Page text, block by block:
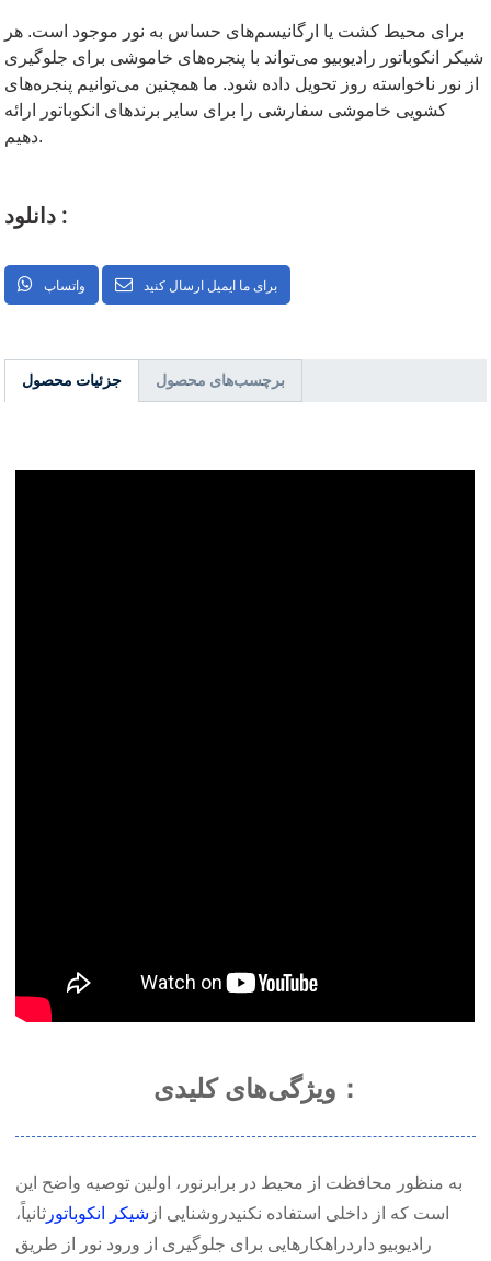
برای محیط کشت یا ارگانیسم‌های حساس به نور موجود است. هر
شیکر انکوباتور رادیوبیو می‌تواند با پنجره‌های خاموشی برای جلوگیری
از نور ناخواسته روز تحویل داده شود. ما همچنین می‌توانیم پنجره‌های
کشویی خاموشی سفارشی را برای سایر برندهای انکوباتور ارائه
دهیم.
دانلود :
واتساپ برای ما ایمیل ارسال کنید
جزئیات محصول برچسب‌های محصول
ویژگی‌های کلیدی：
به منظور محافظت از محیط در برابر نور، اولین توصیه واضح این
است که از داخلی استفاده نکنیدروشنایی از شیکر انکوباتور ثانیاً،
رادیوبیو داردراهکارهایی برای جلوگیری از ورود نور از طریق